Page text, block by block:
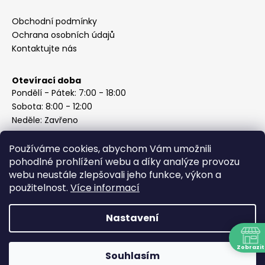
Používáme cookies, abychom Vám umožnili
pohodlné prohlížení webu a díky analýze provozu
webu neustále zlepšovali jeho funkce, výkon a
použitelnost. Více informací
Nastavení
Souhlasím
Obchodní podmínky
Ochrana osobních údajů
Kontaktujte nás
Otevírací doba
Pondělí - Pátek: 7:00 - 18:00
Sobota: 8:00 - 12:00
Neděle: Zavřeno
Instagram
Copyright 2026ABC Železářství Honzek. Všechna práva
vyhrazena.
Zobrazit